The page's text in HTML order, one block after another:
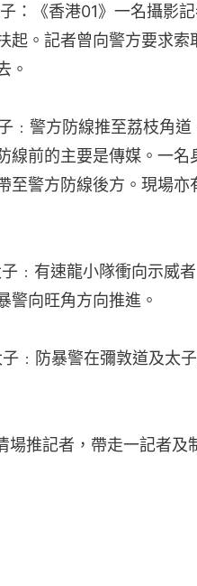
子：《香港01》一名攝影
起。記者曾向警方要求
。
子﹕警方防線推至荔枝角
線前的主要是傳媒。一
至警方防線後方。現場
子﹕有速龍小隊衝向示威
警向旺角方向推進。
子﹕防暴警在彌敦道及太
場推記者，帶走一記者及